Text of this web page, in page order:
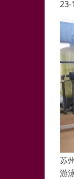
23-
苏
游